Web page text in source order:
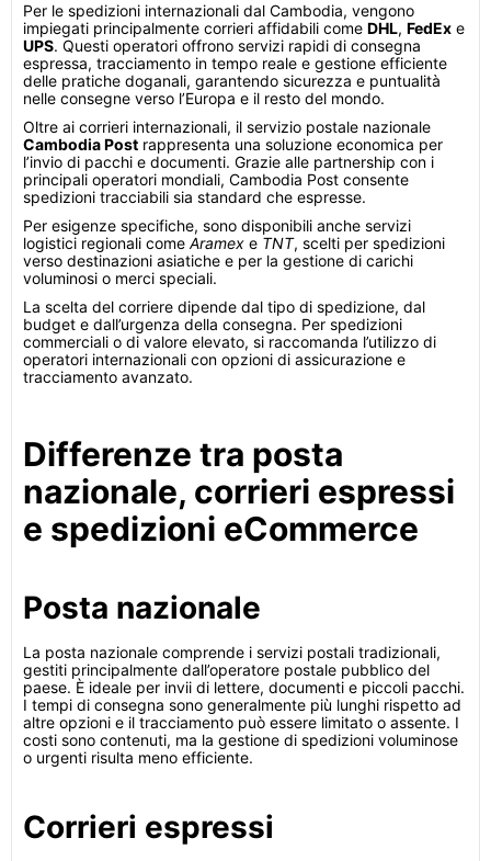
Per le spedizioni internazionali dal Cambodia, vengono
impiegati principalmente corrieri affidabili come DHL, FedEx e
UPS. Questi operatori offrono servizi rapidi di consegna
espressa, tracciamento in tempo reale e gestione efficiente
delle pratiche doganali, garantendo sicurezza e puntualità
nelle consegne verso l’Europa e il resto del mondo.
Oltre ai corrieri internazionali, il servizio postale nazionale
Cambodia Post rappresenta una soluzione economica per
l’invio di pacchi e documenti. Grazie alle partnership con i
principali operatori mondiali, Cambodia Post consente
spedizioni tracciabili sia standard che espresse.
Per esigenze specifiche, sono disponibili anche servizi
logistici regionali come Aramex e TNT, scelti per spedizioni
verso destinazioni asiatiche e per la gestione di carichi
voluminosi o merci speciali.
La scelta del corriere dipende dal tipo di spedizione, dal
budget e dall’urgenza della consegna. Per spedizioni
commerciali o di valore elevato, si raccomanda l’utilizzo di
operatori internazionali con opzioni di assicurazione e
tracciamento avanzato.
Differenze tra posta
nazionale, corrieri espressi
e spedizioni eCommerce
Posta nazionale
La posta nazionale comprende i servizi postali tradizionali,
gestiti principalmente dall’operatore postale pubblico del
paese. È ideale per invii di lettere, documenti e piccoli pacchi.
I tempi di consegna sono generalmente più lunghi rispetto ad
altre opzioni e il tracciamento può essere limitato o assente. I
costi sono contenuti, ma la gestione di spedizioni voluminose
o urgenti risulta meno efficiente.
Corrieri espressi